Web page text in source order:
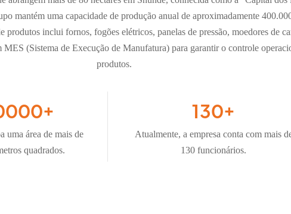
mantém uma capacidade de produção anual de aproximadamente
inclui fornos, fogões elétricos, panelas de pressão, moedores de
(Sistema de Execução de Manufatura) para garantir o controle
produtos.
+
uma área de mais de
quadrados.
130+
Atualmente, a empresa conta com mais
130 funcionários.